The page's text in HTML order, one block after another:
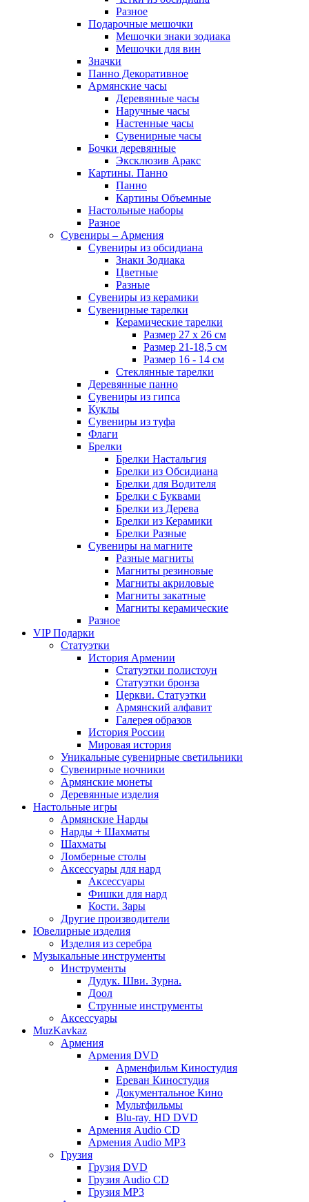
Разное
Подарочные мешочки
Мешочки знаки зодиака
Мешочки для вин
Значки
Панно Декоративное
Армянские часы
Деревянные часы
Наручные часы
Настенные часы
Сувенирные часы
Бочки деревянные
Эксклюзив Аракс
Картины. Панно
Панно
Картины Объемные
Настольные наборы
Разное
Сувениры – Армения
Сувениры из обсидиана
Знаки Зодиака
Цветные
Разные
Сувениры из керамики
Сувенирные тарелки
Керамические тарелки
Размер 27 х 26 см
Размер 21-18,5 см
Размер 16 - 14 см
Стеклянные тарелки
Деревянные панно
Сувениры из гипса
Куклы
Сувениры из туфа
Флаги
Брелки
Брелки Настальгия
Брелки из Обсидиана
Брелки для Водителя
Брелки с Буквами
Брелки из Дерева
Брелки из Керамики
Брелки Разные
Сувениры на магните
Разные магниты
Магниты резиновые
Магниты акриловые
Магниты закатные
Магниты керамические
Разное
VIP Подарки
Статуэтки
История Армении
Статуэтки полистоун
Статуэтки бронза
Церкви. Статуэтки
Армянский алфавит
Галерея образов
История России
Мировая история
Уникальные сувенирные светильники
Сувенирные ночники
Армянские монеты
Деревянные изделия
Настольные игры
Армянские Нарды
Нарды + Шахматы
Шахматы
Ломберные столы
Аксессуары для нард
Аксессуары
Фишки для нард
Кости. Зары
Другие производители
Ювелирные изделия
Изделия из серебра
Музыкальные инструменты
Инструменты
Дудук. Шви. Зурна.
Доол
Струнные инструменты
Аксессуары
MuzKavkaz
Армения
Армения DVD
Арменфильм Киностудия
Ереван Киностудия
Документальное Кино
Мультфильмы
Blu-ray. HD DVD
Армения Audio CD
Армения Audio MP3
Грузия
Грузия DVD
Грузия Audio CD
Грузия MP3